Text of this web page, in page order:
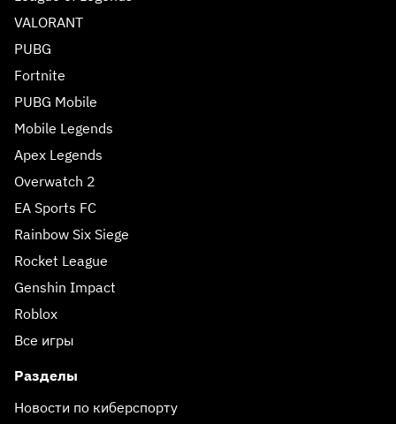
VALORANT
PUBG
Fortnite
PUBG Mobile
Mobile Legends
Apex Legends
Overwatch 2
EA Sports FC
Rainbow Six Siege
Rocket League
Genshin Impact
Roblox
Все игры
Разделы
Новости по киберспорту